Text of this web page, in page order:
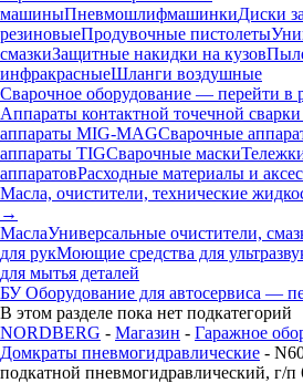
машиныПневмошлифмашинкиДиски
резиновыеПродувочные пистолеты
смазкиЗащитные накидки на кузов
инфракрасныеШланги воздушные
Сварочное оборудование — перейти в
Аппараты контактной точечной
аппараты MIG-MAGСварочные
аппараты TIGСварочные маски
аппаратовРасходные материалы и
Масла, очистители, технические
→
МаслаУниверсальные очистители,
для рукМоющие средства для
для мытья деталей
БУ Оборудование для автосервиса —
В этом разделе пока нет подкатегорий
NORDBERG - Магазин - Гаражное
Домкраты пневмогидравлические -
подкатной пневмогидравлический, г/п